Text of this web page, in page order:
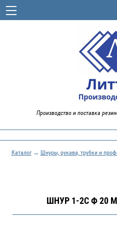
Производство и поставка
Каталог→ Шнуры, рукава, трубки и
ШНУР 1-2С Ф 20